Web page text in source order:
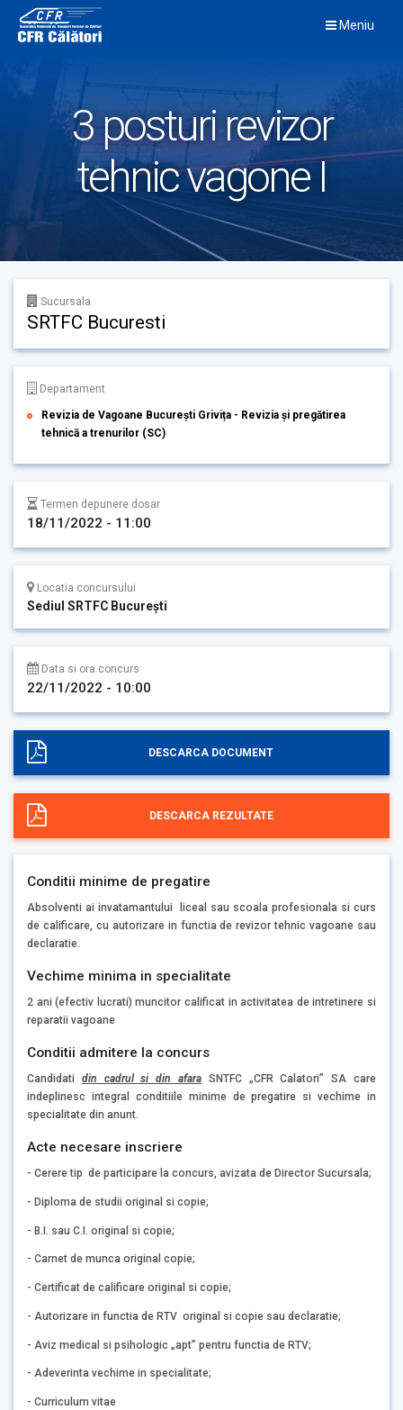
content
Meniu
3 posturi revizor
tehnic vagone I
Sucursala
SRTFC Bucuresti
Departament
Revizia de Vagoane București Grivița - Revizia și pregătirea
tehnică a trenurilor (SC)
Termen depunere dosar
18/11/2022 - 11:00
Locatia concursului
Sediul SRTFC București
Data si ora concurs
22/11/2022 - 10:00
DESCARCA DOCUMENT
DESCARCA REZULTATE
Conditii minime de pregatire
Absolventi ai invatamantului liceal sau scoala profesionala si curs
de calificare, cu autorizare in functia de revizor tehnic vagoane sau
declaratie.
Vechime minima in specialitate
2 ani (efectiv lucrati) muncitor calificat in activitatea de intretinere si
reparatii vagoane
Conditii admitere la concurs
Candidati din cadrul si din afara SNTFC „CFR Calatori” SA care
indeplinesc integral conditiile minime de pregatire si vechime in
specialitate din anunt.
Acte necesare inscriere
- Cerere tip de participare la concurs, avizata de Director Sucursala;
- Diploma de studii original si copie;
- B.I. sau C.I. original si copie;
- Carnet de munca original copie;
- Certificat de calificare original si copie;
- Autorizare in functia de RTV original si copie sau declaratie;
- Aviz medical si psihologic „apt” pentru functia de RTV;
- Adeverinta vechime in specialitate;
- Curriculum vitae